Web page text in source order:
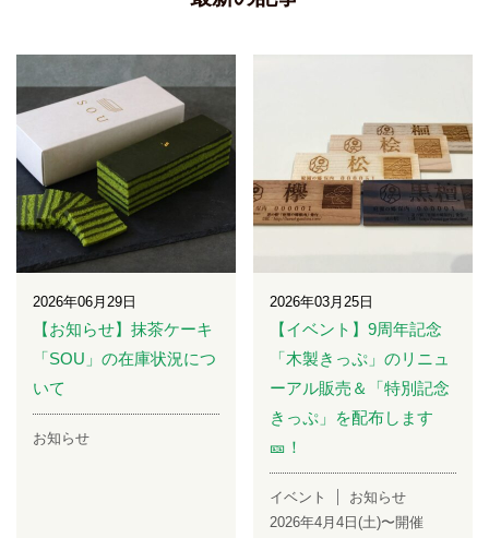
2026年06月29日
【お知らせ】抹茶ケーキ
「SOU」の在庫状況につ
いて
お知らせ
2026年03月25日
【イベント】9周年記念
「木製きっぷ」のリニュ
ーアル販売＆「特別記念
きっぷ」を配布します
🎫！
イベント
お知らせ
2026年4月4日(土)〜開催